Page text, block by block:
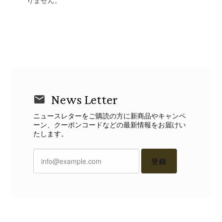
News Letter
ニュースレターをご購読の方に新商品やキャンペ
ーン、クーポンコードなどの最新情報をお届けい
たします。
登録